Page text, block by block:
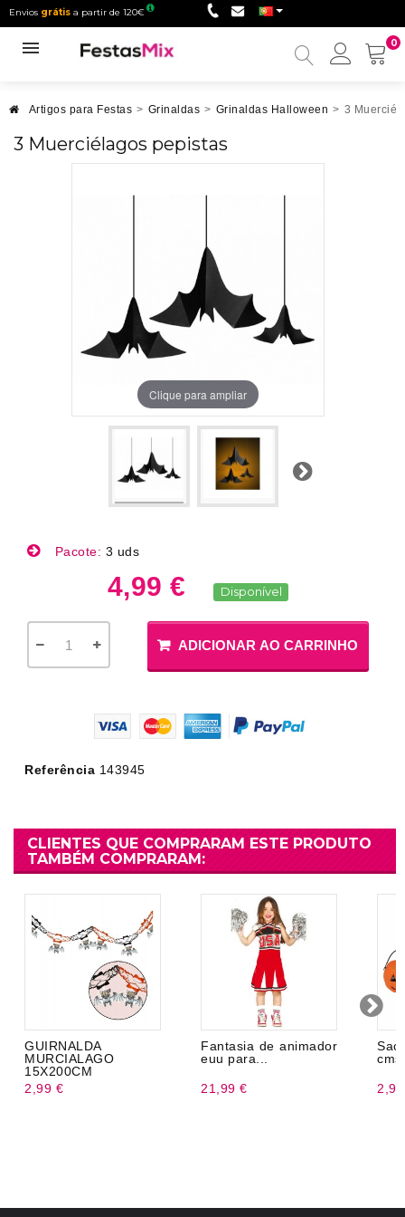
Envios grátis a partir de 120€
0
Minha
Artigos para Festas > Grinaldas > Grinaldas Halloween > 3
3 Muerciélagos pepistas
Clique para ampliar
Próximo
Pacote: 3 uds
4,99 € Disponível
ADICIONAR AO CARRINHO
Referência 143945
CLIENTES QUE COMPRARAM ESTE PRODUTO
TAMBÉM COMPRARAM:
GUIRNALDA
MURCIALAGO
15X200CM
2,99 €
Fantasia de animador
euu para...
21,99 €
cms